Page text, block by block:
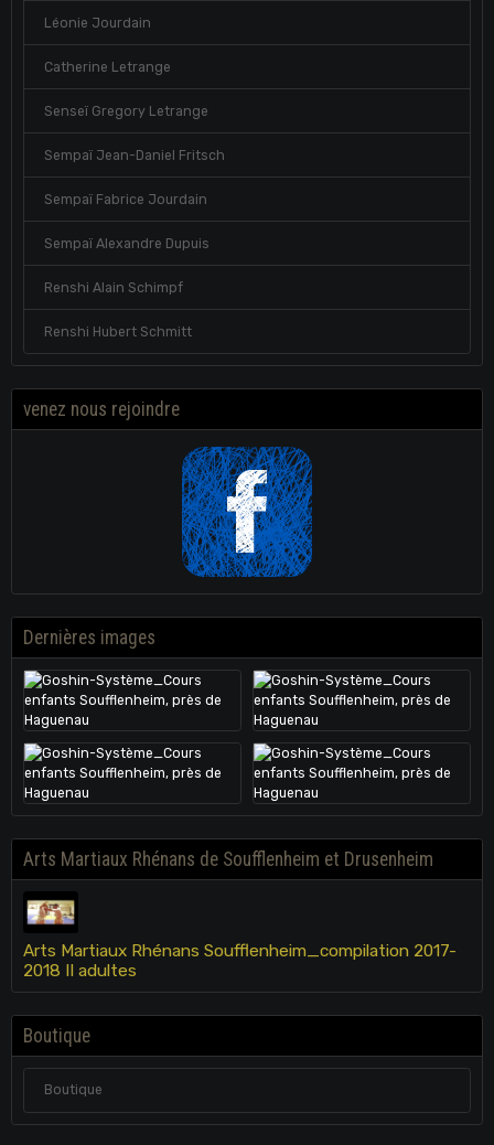
Léonie Jourdain
Catherine Letrange
Senseï Gregory Letrange
Sempaï Jean-Daniel Fritsch
Sempaï Fabrice Jourdain
Sempaï Alexandre Dupuis
Renshi Alain Schimpf
Renshi Hubert Schmitt
venez nous rejoindre
Dernières images
Arts Martiaux Rhénans de Soufflenheim et Drusenheim
Arts Martiaux Rhénans Soufflenheim_compilation 2017-
2018 II adultes
Boutique
Boutique